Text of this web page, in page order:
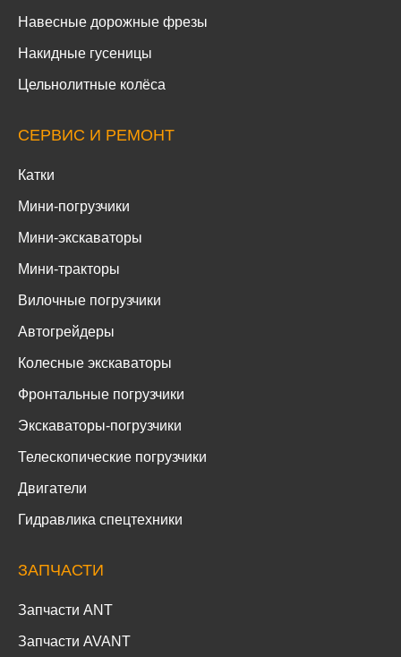
Навесные дорожные фрезы
Накидные гусеницы
Цельнолитные колёса
СЕРВИС И РЕМОНТ
Катки
Мини-погрузчики
Мини-экскаваторы
Мини-тракторы
Вилочные погрузчики
Автогрейдеры
Колесные экскаваторы
Фронтальные погрузчики
Экскаваторы-погрузчики
Телескопические погрузчики
Двигатели
Гидравлика спецтехники
ЗАПЧАСТИ
Запчасти ANT
Запчасти AVANT